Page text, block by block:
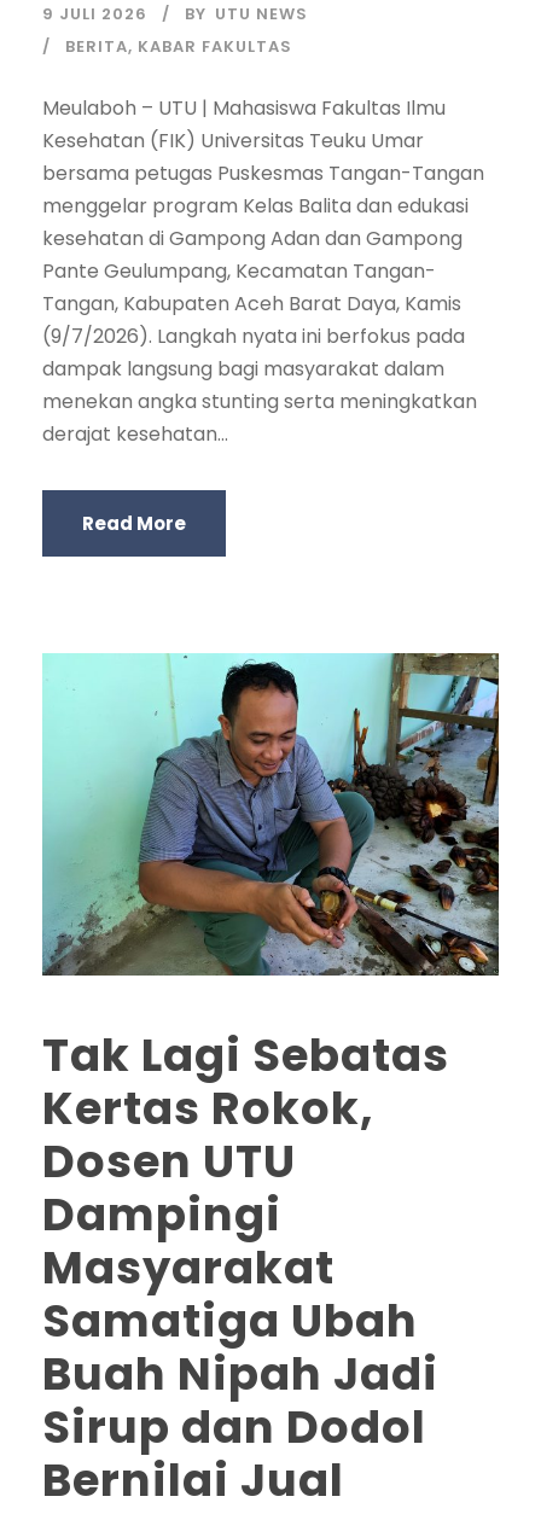
9 JULI 2026 BY UTU NEWS
BERITA, KABAR FAKULTAS
Meulaboh – UTU | Mahasiswa Fakultas Ilmu
Kesehatan (FIK) Universitas Teuku Umar
bersama petugas Puskesmas Tangan-Tangan
menggelar program Kelas Balita dan edukasi
kesehatan di Gampong Adan dan Gampong
Pante Geulumpang, Kecamatan Tangan-
Tangan, Kabupaten Aceh Barat Daya, Kamis
(9/7/2026). Langkah nyata ini berfokus pada
dampak langsung bagi masyarakat dalam
menekan angka stunting serta meningkatkan
derajat kesehatan...
Read More
Tak Lagi Sebatas
Kertas Rokok,
Dosen UTU
Dampingi
Masyarakat
Samatiga Ubah
Buah Nipah Jadi
Sirup dan Dodol
Bernilai Jual